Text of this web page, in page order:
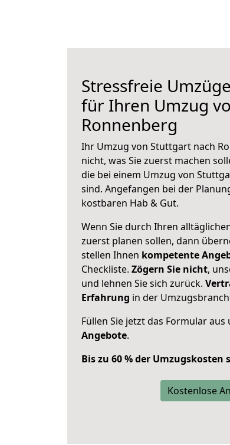
Stressfreie
für Ihren Umzug
Ronnenberg
Ihr Umzug von Stuttgart nach
nicht, was Sie zuerst machen
die bei einem Umzug von
sind. Angefangen bei der
kostbaren Hab & Gut.
Wenn Sie durch Ihren
zuerst planen sollen, dann
stellen Ihnen kompetente
Checkliste. Zögern Sie nicht,
und lehnen Sie sich zurück.
Erfahrung in der
Füllen Sie jetzt das Formular aus
Angebote.
Bis zu 60 % der Umzugskosten
Kostenlose